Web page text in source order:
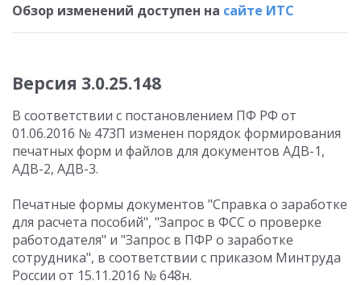
Обзор изменений доступен на сайте ИТС
Версия 3.0.25.148
В соответствии с постановлением ПФ РФ от
01.06.2016 № 473П изменен порядок формирования
печатных форм и файлов для документов АДВ-1,
АДВ-2, АДВ-3.
Печатные формы документов "Справка о заработке
для расчета пособий", "Запрос в ФСС о проверке
работодателя" и "Запрос в ПФР о заработке
сотрудника", в соответствии с приказом Минтруда
России от 15.11.2016 № 648н.